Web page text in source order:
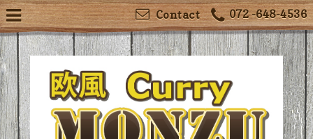
072 -648-4536
Contact